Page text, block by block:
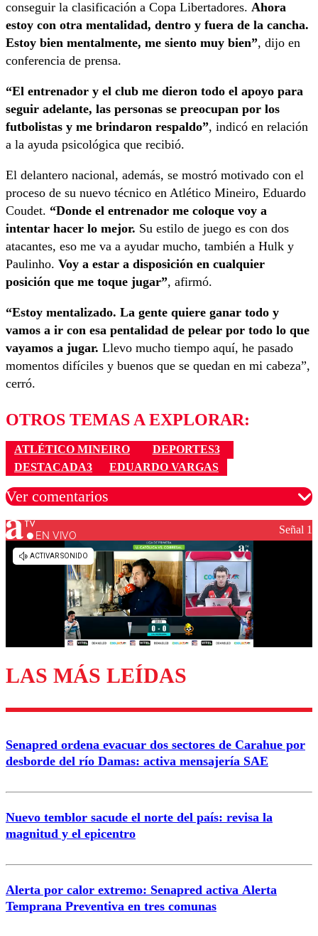
conseguir la clasificación a Copa Libertadores. Ahora
estoy con otra mentalidad, dentro y fuera de la cancha.
Estoy bien mentalmente, me siento muy bien”, dijo en
conferencia de prensa.
“El entrenador y el club me dieron todo el apoyo para
seguir adelante, las personas se preocupan por los
futbolistas y me brindaron respaldo”, indicó en relación
a la ayuda psicológica que recibió.
El delantero nacional, además, se mostró motivado con el
proceso de su nuevo técnico en Atlético Mineiro, Eduardo
Coudet. “Donde el entrenador me coloque voy a
intentar hacer lo mejor. Su estilo de juego es con dos
atacantes, eso me va a ayudar mucho, también a Hulk y
Paulinho. Voy a estar a disposición en cualquier
posición que me toque jugar”, afirmó.
“Estoy mentalizado. La gente quiere ganar todo y
vamos a ir con esa pentalidad de pelear por todo lo que
vayamos a jugar. Llevo mucho tiempo aquí, he pasado
momentos difíciles y buenos que se quedan en mi cabeza”,
cerró.
OTROS TEMAS A EXPLORAR:
ATLÉTICO MINEIRO
DEPORTES3
DESTACADA3
EDUARDO VARGAS
Ver comentarios
Los comentarios son moderados para garantizar un
diálogo respetuoso.
Enviar comentario
EN VIVO Señal 1
LAS MÁS LEÍDAS
Senapred ordena evacuar dos sectores de Carahue por
desborde del río Damas: activa mensajería SAE
Nuevo temblor sacude el norte del país: revisa la
magnitud y el epicentro
Alerta por calor extremo: Senapred activa Alerta
Temprana Preventiva en tres comunas